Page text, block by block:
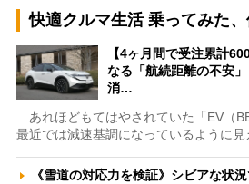
快適クルマ生活 乗ってみた
【4ヶ月間で受注累計
なる「航続距離の不安
消…
あれほどもてはやされていた「EV（
最近では減速基調になっているように見
《雪道の対応力を検証》シビアな状